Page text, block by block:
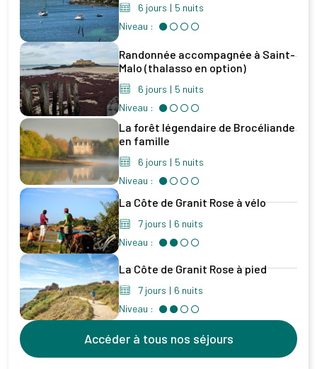
6 jours | 5 nuits
Niveau :
Randonnée accompagnée à Saint-
Malo (thalasso en option)
6 jours | 5 nuits
Niveau :
La forêt légendaire de Brocéliande
en famille
6 jours | 5 nuits
Niveau :
La Côte de Granit Rose à vélo
7 jours | 6 nuits
Niveau :
La Côte de Granit Rose à pied
7 jours | 6 nuits
Niveau :
Accéder à tous nos séjours